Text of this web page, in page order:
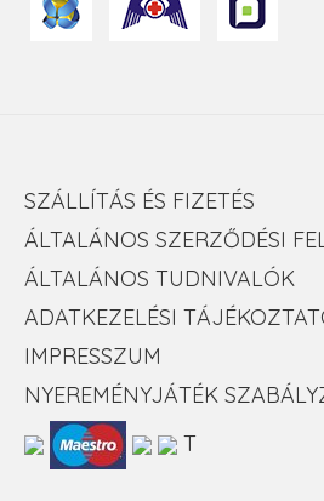
SZÁLLÍTÁS ÉS FIZETÉS
ÁLTALÁNOS SZERZŐDÉSI
ÁLTALÁNOS TUDNIVALÓK
ADATKEZELÉSI
IMPRESSZUM
NYEREMÉNYJÁTÉK
T